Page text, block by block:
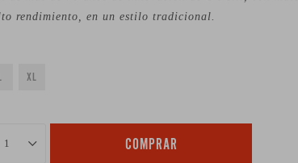
rendimiento, en un estilo tradicional.
XL
1 COMPRAR